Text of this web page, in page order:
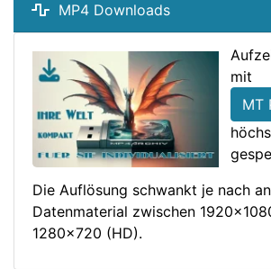
MP4 Downloads
mit
MT
Die Auflösung schwankt je nach
Datenmaterial zwischen
1280x720 (HD).